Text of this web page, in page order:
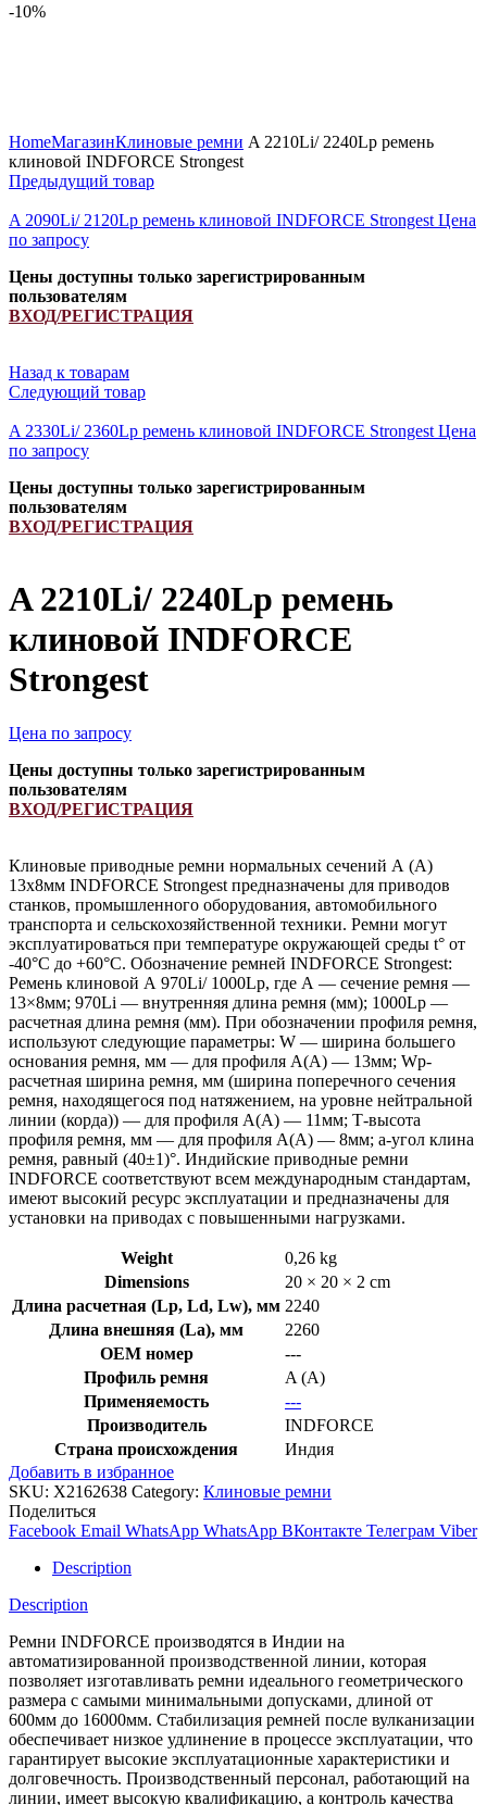
-10%
HomeМагазинКлиновые ремни A 2210Li/ 2240Lp ремень
клиновой INDFORCE Strongest
Предыдущий товар
A 2090Li/ 2120Lp ремень клиновой INDFORCE Strongest Цена
по запросу
Цены доступны только зарегистрированным
пользователям
ВХОД/РЕГИСТРАЦИЯ
Назад к товарам
Следующий товар
A 2330Li/ 2360Lp ремень клиновой INDFORCE Strongest Цена
по запросу
Цены доступны только зарегистрированным
пользователям
ВХОД/РЕГИСТРАЦИЯ
A 2210Li/ 2240Lp ремень
клиновой INDFORCE
Strongest
Цена по запросу
Цены доступны только зарегистрированным
пользователям
ВХОД/РЕГИСТРАЦИЯ
Клиновые приводные ремни нормальных сечений А (А)
13х8мм INDFORCE Strongest предназначены для приводов
станков, промышленного оборудования, автомобильного
транспорта и сельскохозяйственной техники. Ремни могут
эксплуатироваться при температуре окружающей среды t° от
-40°С до +60°С. Обозначение ремней INDFORCE Strongest:
Ремень клиновой А 970Li/ 1000Lp, где А — сечение ремня —
13×8мм; 970Li — внутренняя длина ремня (мм); 1000Lp —
расчетная длина ремня (мм). При обозначении профиля ремня,
используют следующие параметры: W — ширина большего
основания ремня, мм — для профиля А(А) — 13мм; Wp-
расчетная ширина ремня, мм (ширина поперечного сечения
ремня, находящегося под натяжением, на уровне нейтральной
линии (корда)) — для профиля А(А) — 11мм; Т-высота
профиля ремня, мм — для профиля А(А) — 8мм; a-угол клина
ремня, равный (40±1)°. Индийские приводные ремни
INDFORCE соответствуют всем международным стандартам,
имеют высокий ресурс эксплуатации и предназначены для
установки на приводах с повышенными нагрузками.
Weight
0,26 kg
Dimensions
20 × 20 × 2 cm
Длина расчетная (Lp, Ld, Lw), мм 2240
Длина внешняя (La), мм
2260
OEM номер
---
Профиль ремня
A (A)
Применяемость
---
Производитель
INDFORCE
Страна происхождения
Индия
Добавить в избранное
SKU: X2162638 Category: Клиновые ремни
Поделиться
Facebook Email WhatsApp WhatsApp ВКонтакте Телеграм Viber
Description
Description
Ремни INDFORCE производятся в Индии на
автоматизированной производственной линии, которая
позволяет изготавливать ремни идеального геометрического
размера с самыми минимальными допусками, длиной от
600мм до 16000мм. Стабилизация ремней после вулканизации
обеспечивает низкое удлинение в процессе эксплуатации, что
гарантирует высокие эксплуатационные характеристики и
долговечность. Производственный персонал, работающий на
линии, имеет высокую квалификацию, а контроль качества